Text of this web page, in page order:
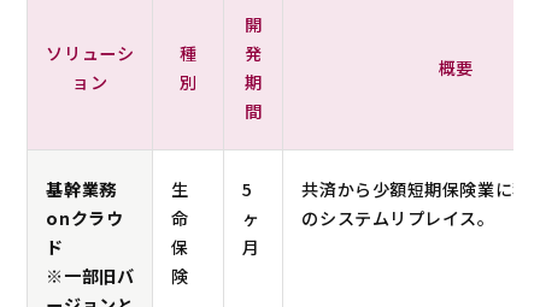
ソリューシ
ョン
種
別
開
発
期
間
概要
基幹業務
onクラウ
ド
※一部旧バ
生
命
保
険
5
ヶ
月
共済から少額短期保険業に移
のシステムリプレイス。